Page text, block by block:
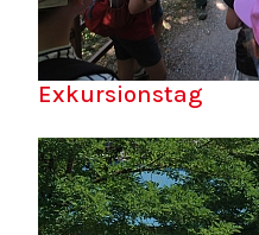
Exkursionstag